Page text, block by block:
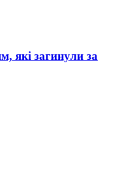
які загинули за